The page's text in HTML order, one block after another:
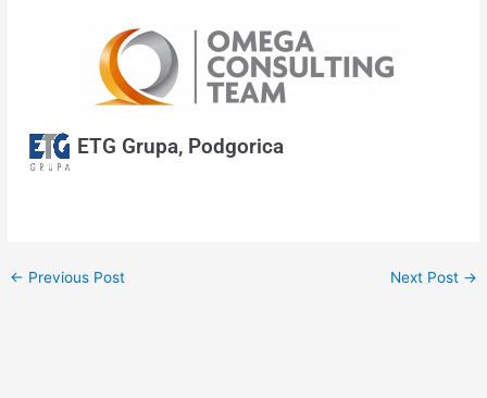
ETG Grupa, Podgorica
← Previous Post Next Post →